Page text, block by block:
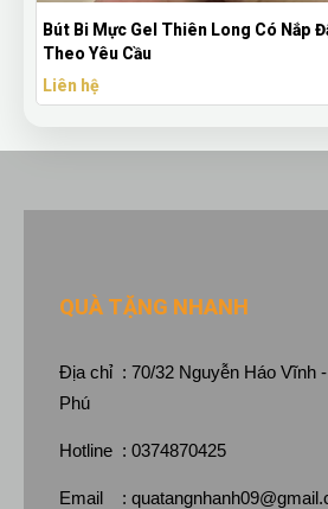
Bút Bi Mực Gel Thiên Long Có Nắp
Theo Yêu Cầu
Liên hệ
QUÀ TẶNG NHANH
Địa chỉ : 70/32 Nguyễn Háo Vĩnh
Phú
Hotline : 0374870425
Email :